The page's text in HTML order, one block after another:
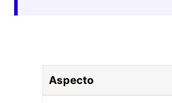
Aspecto